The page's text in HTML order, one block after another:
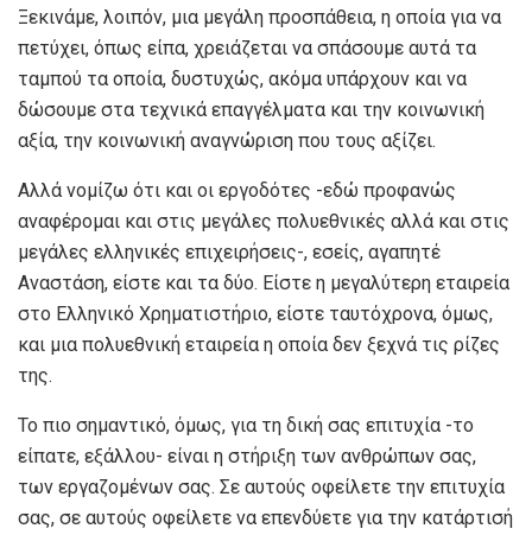
Ξεκινάμε, λοιπόν, μια μεγάλη προσπάθεια, η οποία για να
πετύχει, όπως είπα, χρειάζεται να σπάσουμε αυτά τα
ταμπού τα οποία, δυστυχώς, ακόμα υπάρχουν και να
δώσουμε στα τεχνικά επαγγέλματα και την κοινωνική
αξία, την κοινωνική αναγνώριση που τους αξίζει.
Αλλά νομίζω ότι και οι εργοδότες -εδώ προφανώς
αναφέρομαι και στις μεγάλες πολυεθνικές αλλά και στις
μεγάλες ελληνικές επιχειρήσεις-, εσείς, αγαπητέ
Αναστάση, είστε και τα δύο. Είστε η μεγαλύτερη εταιρεία
στο Ελληνικό Χρηματιστήριο, είστε ταυτόχρονα, όμως,
και μια πολυεθνική εταιρεία η οποία δεν ξεχνά τις ρίζες
της.
Το πιο σημαντικό, όμως, για τη δική σας επιτυχία -το
είπατε, εξάλλου- είναι η στήριξη των ανθρώπων σας,
των εργαζομένων σας. Σε αυτούς οφείλετε την επιτυχία
σας, σε αυτούς οφείλετε να επενδύετε για την κατάρτισή